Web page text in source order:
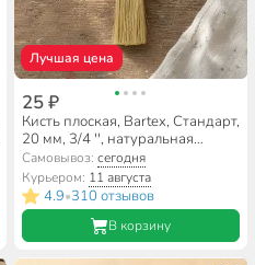
Лучшая цена
25 ₽
Кисть плоская, Bartex, Стандарт,
20 мм, 3/4 '', натуральная
щетина, рукоятка дерево,
1117134
Самовывоз: сегодня
Курьером: 11 августа
4.9•310 отзывов
В корзину